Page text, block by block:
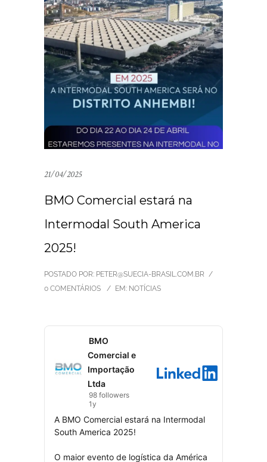
21/04/2025
BMO Comercial estará na
Intermodal South America
2025!
POSTADO POR: PETER@SUECIA-BRASIL.COM.BR
/
0 COMENTÁRIOS
/ EM: NOTÍCIAS